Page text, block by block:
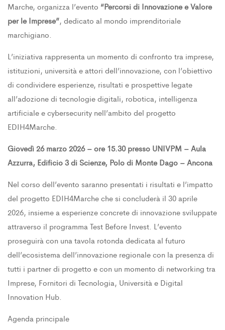
Marche, organizza l’evento “Percorsi di Innovazione e Valore
per le Imprese”, dedicato al mondo imprenditoriale
marchigiano.
L’iniziativa rappresenta un momento di confronto tra imprese,
istituzioni, università e attori dell’innovazione, con l’obiettivo
di condividere esperienze, risultati e prospettive legate
all’adozione di tecnologie digitali, robotica, intelligenza
artificiale e cybersecurity nell’ambito del progetto
EDIH4Marche.
Giovedì 26 marzo 2026 – ore 15.30 presso UNIVPM – Aula
Azzurra, Edificio 3 di Scienze, Polo di Monte Dago – Ancona
Nel corso dell’evento saranno presentati i risultati e l’impatto
del progetto EDIH4Marche che si concluderà il 30 aprile
2026, insieme a esperienze concrete di innovazione sviluppate
attraverso il programma Test Before Invest. L’evento
proseguirà con una tavola rotonda dedicata al futuro
dell’ecosistema dell’innovazione regionale con la presenza di
tutti i partner di progetto e con un momento di networking tra
Imprese, Fornitori di Tecnologia, Università e Digital
Innovation Hub.
Agenda principale